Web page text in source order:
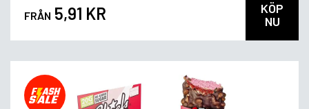
FRÅN 5,91 KR
KÖP
NU